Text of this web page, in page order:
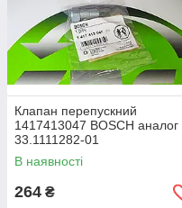
Клапан перепускний
1417413047 BOSCH аналог
33.1111282-01
В наявності
264 ₴